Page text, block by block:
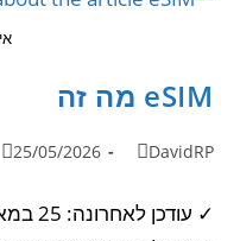
eSIM מה זה
DavidRP
25/05/2026